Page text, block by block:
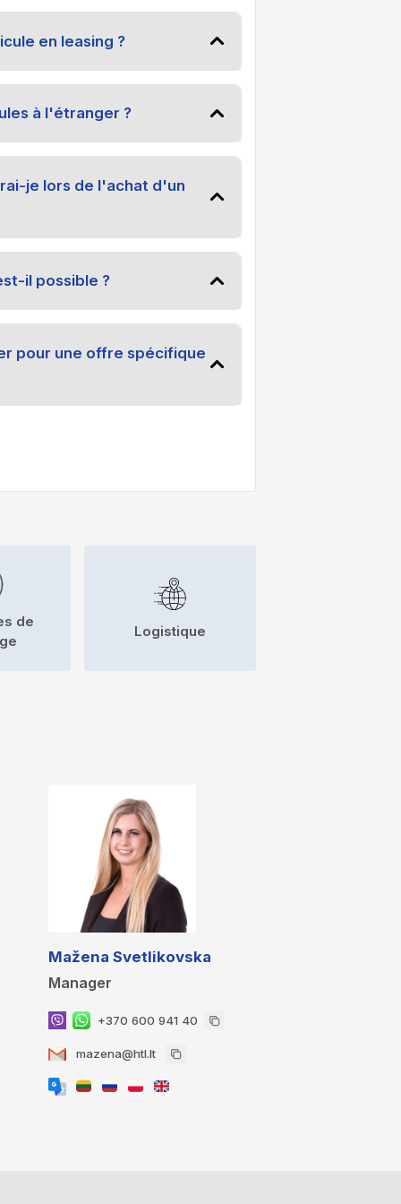
en leasing ?
à l'étranger ?
je lors de l'achat d'un
il possible ?
pour une offre spécifique
de
Logistique
Mažena Svetlikovska
Manager
+370 600 941 40
mazena@htl.lt